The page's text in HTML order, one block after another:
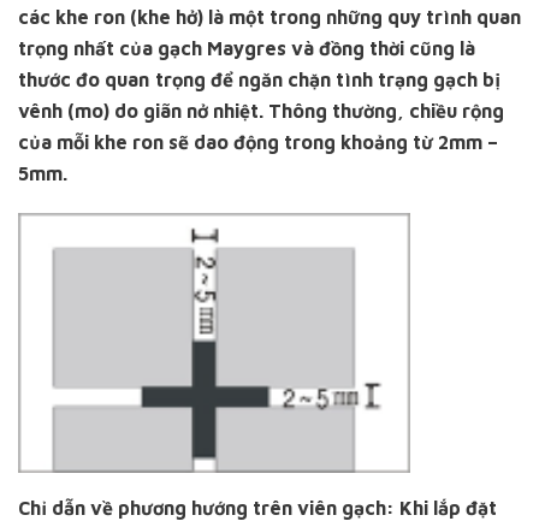
các khe ron (khe hở) là một trong những quy trình quan
trọng nhất của gạch Maygres và đồng thời cũng là
thước đo quan trọng để ngăn chặn tình trạng gạch bị
vênh (mo) do giãn nở nhiệt. Thông thường, chiều rộng
của mỗi khe ron sẽ dao động trong khoảng từ 2mm –
5mm.
Chỉ dẫn về phương hướng trên viên gạch: Khi lắp đặt